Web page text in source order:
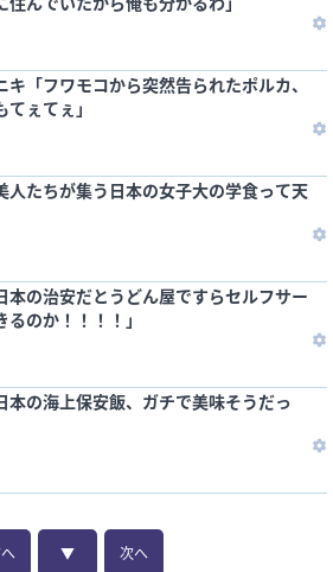
キ「フワモコから突然告られたポルカ、
ぇてぇ」
人たちが集う日本の女子大の学食って天
本の治安だとうどん屋ですらセルフサー
るのか！！！！」
本の海上保安飯、ガチで美味そうだっ
▼ 次へ